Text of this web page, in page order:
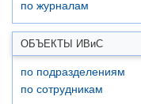
по журналам
ОБЪЕКТЫ ИВиС
по подразделениям
по сотрудникам